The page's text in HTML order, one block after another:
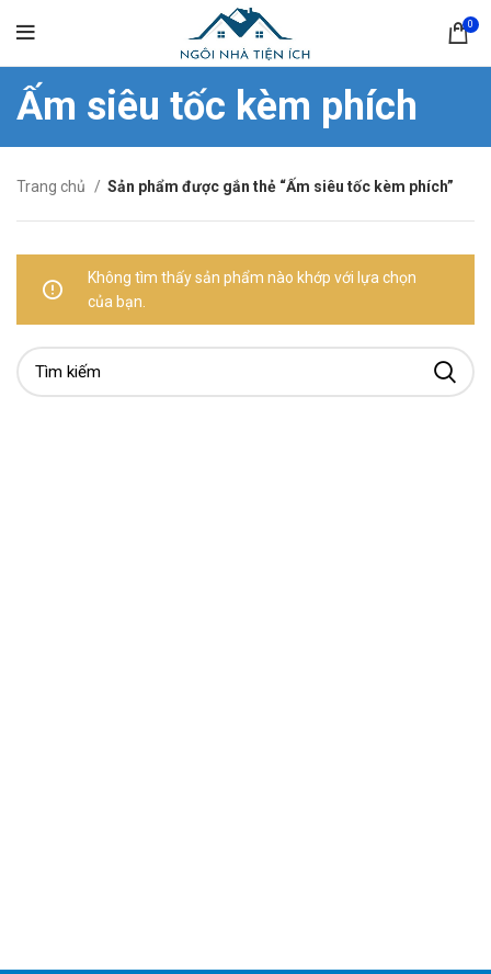
0
Ấm siêu tốc kèm phích
Trang chủ Sản phẩm được gắn thẻ “Ấm siêu tốc kèm phích”
Không tìm thấy sản phẩm nào khớp với lựa chọn
của bạn.